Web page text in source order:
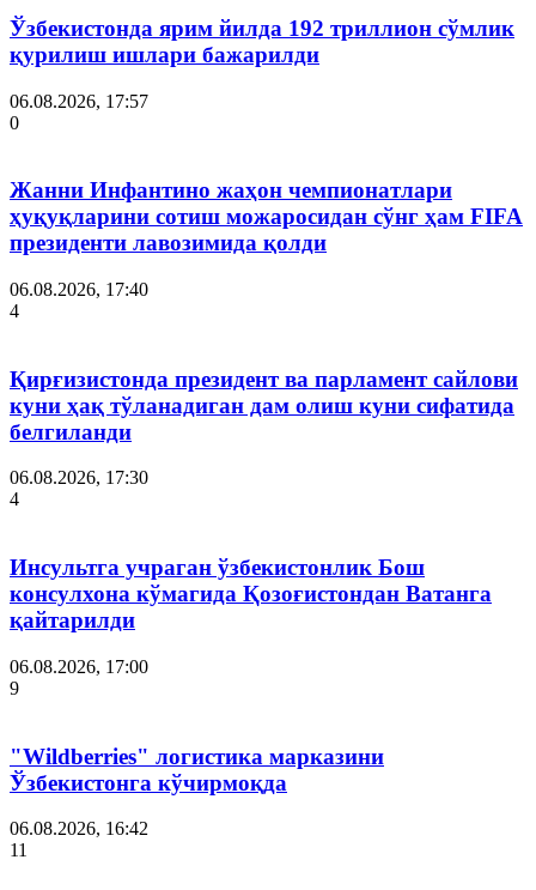
Ўзбекистонда ярим йилда 192 триллион сўмлик
қурилиш ишлари бажарилди
06.08.2026, 17:57
0
Жанни Инфантино жаҳон чемпионатлари
ҳуқуқларини сотиш можаросидан сўнг ҳам FIFA
президенти лавозимида қолди
06.08.2026, 17:40
4
Қирғизистонда президент ва парламент сайлови
куни ҳақ тўланадиган дам олиш куни сифатида
белгиланди
06.08.2026, 17:30
4
Инсультга учраган ўзбекистонлик Бош
консулхона кўмагида Қозоғистондан Ватанга
қайтарилди
06.08.2026, 17:00
9
"Wildberries" логистика марказини
Ўзбекистонга кўчирмоқда
06.08.2026, 16:42
11